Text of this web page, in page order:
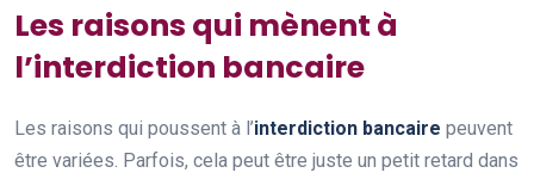
Les raisons qui mènent à
l’interdiction bancaire
Les raisons qui poussent à l’interdiction bancaire peuvent
être variées. Parfois, cela peut être juste un petit retard dans